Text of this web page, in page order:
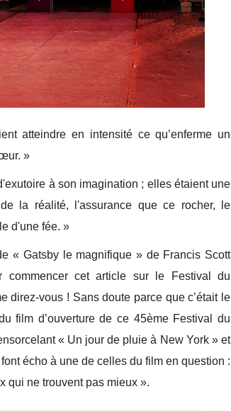
atteindre en intensité ce qu’enferme un
»
à son imagination ; elles étaient une
la réalité, l'assurance que ce rocher, le
d'une fée. »
« Gatsby le magnifique » de Francis Scott
commencer cet article sur le Festival du
direz-vous ! Sans doute parce que c’était le
film d’ouverture de ce 45ème Festival du
« Un jour de pluie à New York » et
écho à une de celles du film en question :
qui ne trouvent pas mieux ».